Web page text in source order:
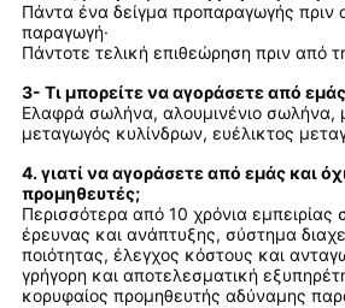
Πάντα ένα δείγμα προπαραγωγής πριν
παραγωγή·
Πάντοτε τελική επιθεώρηση πριν από
3- Τι μπορείτε να αγοράσετε από
Ελαφρά σωλήνα, αλουμινένιο σωλήνα,
μεταγωγός κυλίνδρων, ευέλικτος
4. γιατί να αγοράσετε από εμάς και
προμηθευτές;
Περισσότερα από 10 χρόνια εμπειρίας
έρευνας και ανάπτυξης, σύστημα
ποιότητας, έλεγχος κόστους και
γρήγορη και αποτελεσματική
κορυφαίος προμηθευτής αδύναμης